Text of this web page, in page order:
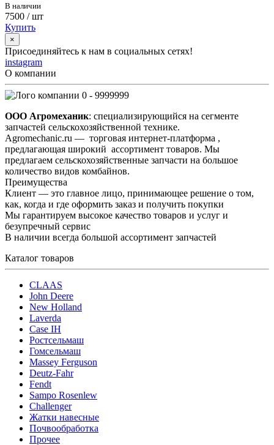
В наличии
7500 / шт
Купить
×
Присоединяйтесь к нам в социальных сетях!
instagram
О компании
0 - 9999999
ООО Агромеханик: специализирующийся на сегменте
запчастей сельскохозяйственной технике.
Agromechanic.ru — торговая интернет-платформа ,
предлагающая широкий ассортимент товаров. Мы
предлагаем сельскохозяйственные запчасти на большое
количество видов комбайнов.
Преимущества
Клиент — это главное лицо, принимающее решение о том,
как, когда и где оформить заказ и получить покупки
Мы гарантируем высокое качество товаров и услуг и
безупречный сервис
В наличии всегда большой ассортимент запчастей
Каталог товаров
CLAAS
John Deere
New Holland
Laverda
Case IH
Ростсельмаш
Гомсельмаш
Massey Ferguson
Deutz-Fahr
Fendt
Sampo Rosenlew
Challenger
Жатки навесные
Почвообработка
Прочее